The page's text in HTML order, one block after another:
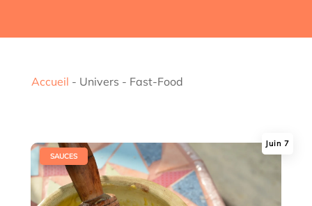
Accueil - Univers - Fast-Food
Juin 7
SAUCES